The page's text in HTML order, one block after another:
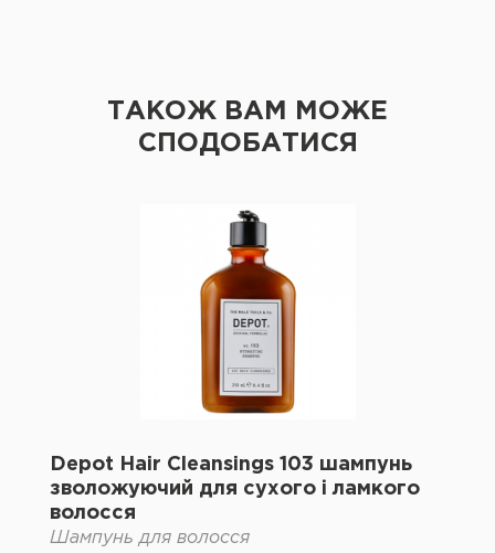
ТАКОЖ ВАМ МОЖЕ
СПОДОБАТИСЯ
Depot Hair Cleansings 103 шампунь
зволожуючий для сухого і ламкого
волосся
Шампунь для волосся